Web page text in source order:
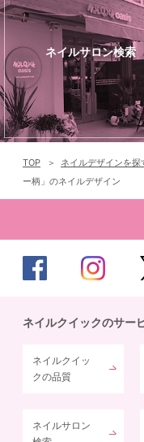
ネイルサロン検索
TOP ネイルデザインを探
ー柄」のネイルデザイン
ネイルクイックのサー
ネイルクイッ
クの品質
ネイルサロン